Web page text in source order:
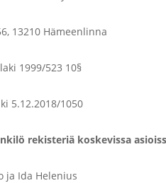
13210 Hämeenlinna
1999/523 10§
5.12.2018/1050
rekisteriä koskevissa
ja Ida Helenius